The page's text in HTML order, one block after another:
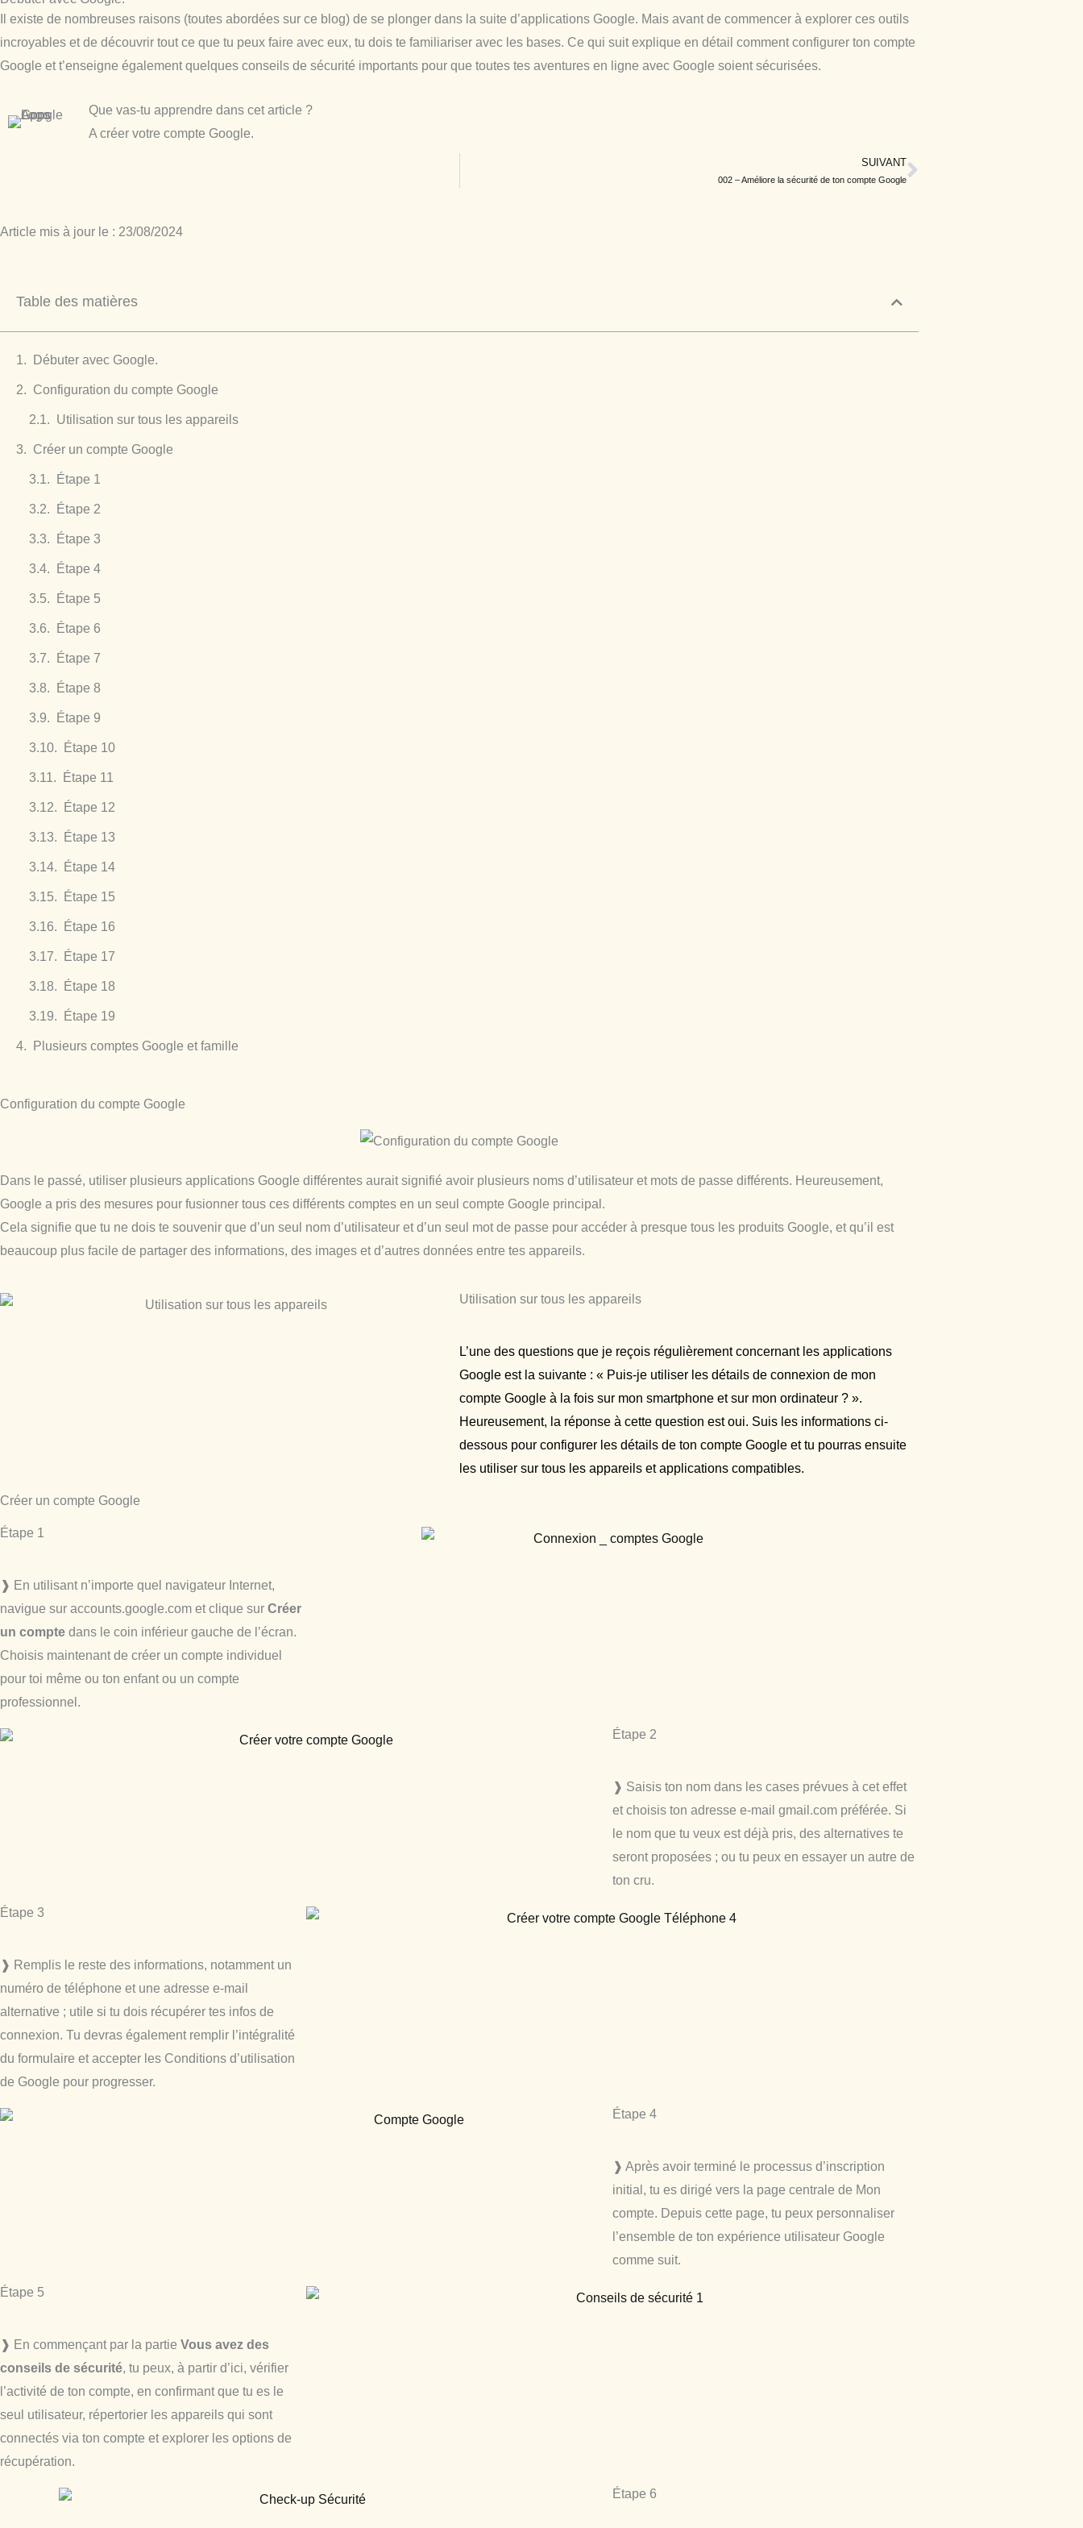
Il existe de nombreuses raisons (toutes abordées sur ce blog) de se plonger dans la suite d’applications Google. Mais avant de commencer à explorer ces outils
incroyables et de découvrir tout ce que tu peux faire avec eux, tu dois te familiariser avec les bases. Ce qui suit explique en détail comment configurer ton compte
Google et t’enseigne également quelques conseils de sécurité importants pour que toutes tes aventures en ligne avec Google soient sécurisées.
Que vas-tu apprendre dans cet article ?
A créer votre compte Google.
SUIVANT
002 – Améliore la sécurité de ton compte GoogleNext
Article mis à jour le : 23/08/2024
Table des matières
Débuter avec Google.
Configuration du compte Google
Utilisation sur tous les appareils
Créer un compte Google
Étape 1
Étape 2
Étape 3
Étape 4
Étape 5
Étape 6
Étape 7
Étape 8
Étape 9
Étape 10
Étape 11
Étape 12
Étape 13
Étape 14
Étape 15
Étape 16
Étape 17
Étape 18
Étape 19
Plusieurs comptes Google et famille
Configuration du compte Google
Dans le passé, utiliser plusieurs applications Google différentes aurait signifié avoir plusieurs noms d’utilisateur et mots de passe différents. Heureusement,
Google a pris des mesures pour fusionner tous ces différents comptes en un seul compte Google principal.
Cela signifie que tu ne dois te souvenir que d’un seul nom d’utilisateur et d’un seul mot de passe pour accéder à presque tous les produits Google, et qu’il est
beaucoup plus facile de partager des informations, des images et d’autres données entre tes appareils.
Utilisation sur tous les appareils
L’une des questions que je reçois régulièrement concernant les applications
Google est la suivante : « Puis-je utiliser les détails de connexion de mon
compte Google à la fois sur mon smartphone et sur mon ordinateur ? ».
Heureusement, la réponse à cette question est oui. Suis les informations ci-
dessous pour configurer les détails de ton compte Google et tu pourras ensuite
les utiliser sur tous les appareils et applications compatibles.
Créer un compte Google
Étape 1
❱ En utilisant n’importe quel navigateur Internet,
navigue sur accounts.google.com et clique sur Créer
un compte dans le coin inférieur gauche de l’écran.
Choisis maintenant de créer un compte individuel
pour toi même ou ton enfant ou un compte
professionnel.
Étape 2
❱ Saisis ton nom dans les cases prévues à cet effet
et choisis ton adresse e-mail gmail.com préférée. Si
le nom que tu veux est déjà pris, des alternatives te
seront proposées ; ou tu peux en essayer un autre de
ton cru.
Étape 3
❱ Remplis le reste des informations, notamment un
numéro de téléphone et une adresse e-mail
alternative ; utile si tu dois récupérer tes infos de
connexion. Tu devras également remplir l’intégralité
du formulaire et accepter les Conditions d’utilisation
de Google pour progresser.
Étape 4
❱ Après avoir terminé le processus d’inscription
initial, tu es dirigé vers la page centrale de Mon
compte. Depuis cette page, tu peux personnaliser
l’ensemble de ton expérience utilisateur Google
comme suit.
Étape 5
❱ En commençant par la partie Vous avez des
conseils de sécurité, tu peux, à partir d’ici, vérifier
l’activité de ton compte, en confirmant que tu es le
seul utilisateur, répertorier les appareils qui sont
connectés via ton compte et explorer les options de
récupération.
Étape 6